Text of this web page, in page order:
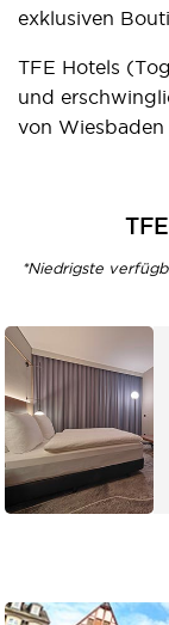
exklusiven
TFE Hotels
und
von Wiesbaden
*Niedrigste